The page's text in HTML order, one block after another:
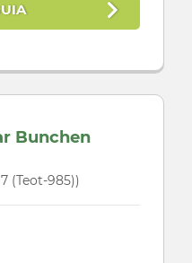
Bunchen
(Teot-985))